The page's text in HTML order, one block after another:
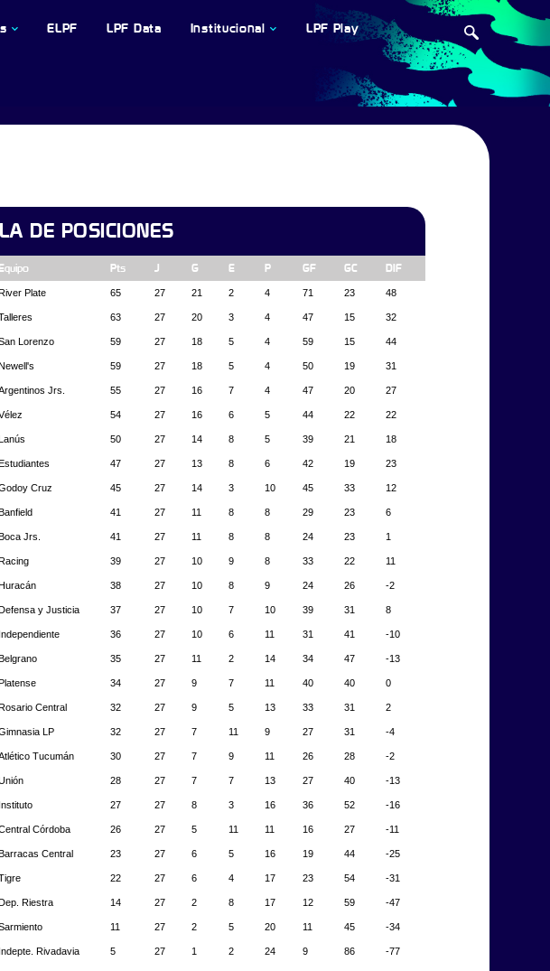
ELPF LPF Data Institucional LPF Play
DE POSICIONES
Equipo Pts J G E P GF GC DIF
Plate 65 27 21 2 4 71 23 48
63 27 20 3 4 47 15 32
Lorenzo 59 27 18 5 4 59 15 44
59 27 18 5 4 50 19 31
Jrs. 55 27 16 7 4 47 20 27
54 27 16 6 5 44 22 22
50 27 14 8 5 39 21 18
47 27 13 8 6 42 19 23
Cruz 45 27 14 3 10 45 33 12
41 27 11 8 8 29 23 6
Jrs. 41 27 11 8 8 24 23 1
39 27 10 9 8 33 22 11
38 27 10 8 9 24 26 -2
y Justicia 37 27 10 7 10 39 31 8
Independiente 36 27 10 6 11 31 41 -10
35 27 11 2 14 34 47 -13
34 27 9 7 11 40 40 0
Central 32 27 9 5 13 33 31 2
LP 32 27 7 11 9 27 31 -4
Tucumán 30 27 7 9 11 26 28 -2
28 27 7 7 13 27 40 -13
Instituto 27 27 8 3 16 36 52 -16
Córdoba 26 27 5 11 11 16 27 -11
Central 23 27 6 5 16 19 44 -25
22 27 6 4 17 23 54 -31
Riestra 14 27 2 8 17 12 59 -47
11 27 2 5 20 11 45 -34
Indepte. Rivadavia 5 27 1 2 24 9 86 -77